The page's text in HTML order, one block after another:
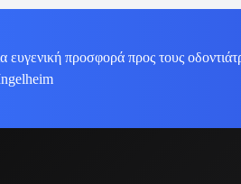
προσφορά προς τους